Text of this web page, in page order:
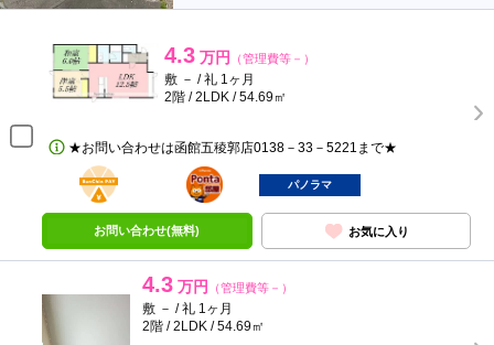
4.3 万円 （管理費等－）
敷 － / 礼 1ヶ月
2階 / 2LDK / 54.69㎡
★お問い合わせは函館五稜郭店0138－33－5221まで★
BunChinPAY
ポンタ
部屋
パノラマ
お問い合わせ(無料) お気に入り
4.3 万円 （管理費等－）
敷 － / 礼 1ヶ月
2階 / 2LDK / 54.69㎡